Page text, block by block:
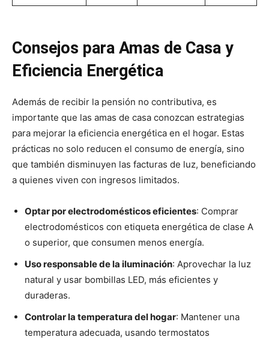
Consejos para Amas de Casa y
Eficiencia Energética
Además de recibir la pensión no contributiva, es
importante que las amas de casa conozcan estrategias
para mejorar la eficiencia energética en el hogar. Estas
prácticas no solo reducen el consumo de energía, sino
que también disminuyen las facturas de luz, beneficiando
a quienes viven con ingresos limitados.
Optar por electrodomésticos eficientes: Comprar
electrodomésticos con etiqueta energética de clase A
o superior, que consumen menos energía.
Uso responsable de la iluminación: Aprovechar la luz
natural y usar bombillas LED, más eficientes y
duraderas.
Controlar la temperatura del hogar: Mantener una
temperatura adecuada, usando termostatos